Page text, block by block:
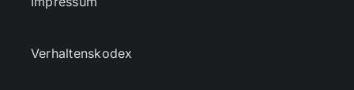
Verhaltenskodex